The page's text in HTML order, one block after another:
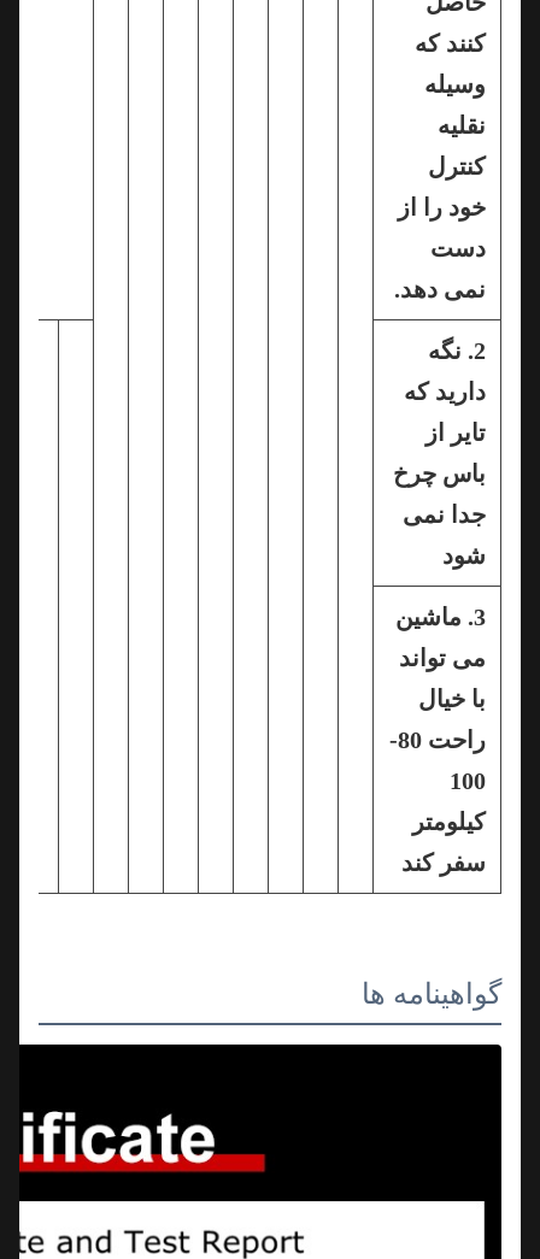
کنند که
وسیله
نقلیه
کنترل
خود را از
دست
نمی دهد.
2. نگه
دارید که
تایر از
باس چرخ
جدا نمی
شود
3. ماشین
می تواند
با خیال
راحت 80-
کیلومتر
سفر کند
گواهینامه ها